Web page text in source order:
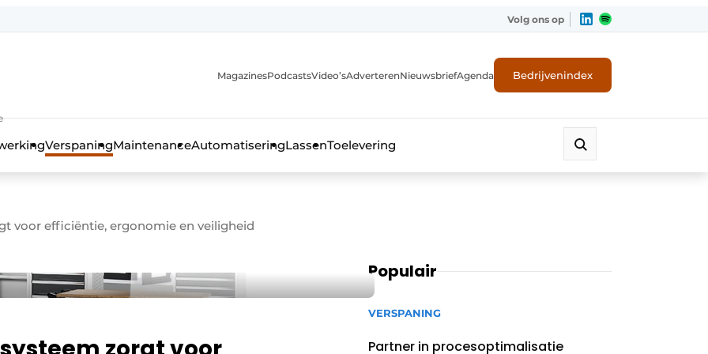
Volg ons op
MagazinesPodcastsVideo’sAdverterenNieuwsbriefAgenda Bedrijvenindex
VerspaningMaintenanceAutomatiseringLassenToelevering
voor efficiëntie, ergonomie en veiligheid
Populair
VERSPANING
Partner in procesoptimalisatie